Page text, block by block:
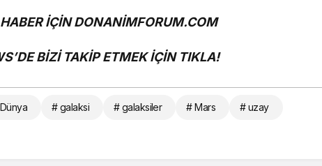
İÇİNDONANİMFORUM.COM
BİZİ TAKİP ETMEK İÇİN TIKLA!
# galaksi # galaksiler # Mars # uzay